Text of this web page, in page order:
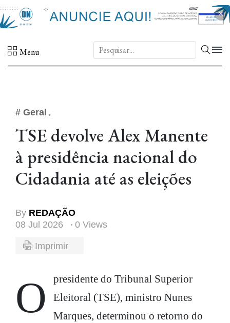
×
Menu DN.
# Geral
TSE devolve Alex Manente
à presidência nacional do
Cidadania até as eleições
By REDAÇÃO
08 Jul 2026
0 Views
Imprimir
O presidente do Tribunal Superior
Eleitoral (TSE), ministro Nunes
Marques, determinou o retorno do